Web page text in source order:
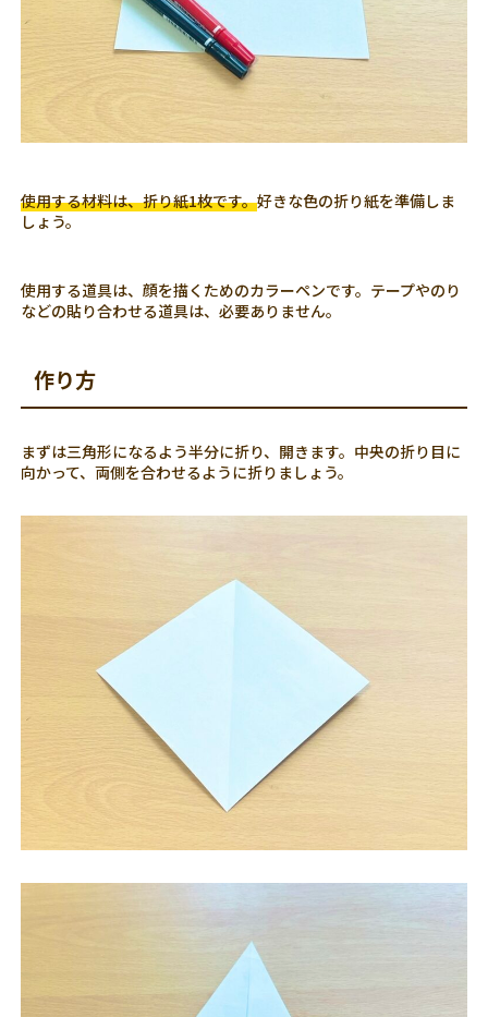
使用する材料は、折り紙1枚です。好きな色の折り紙を準備しま
しょう。
使用する道具は、顔を描くためのカラーペンです。テープやのり
などの貼り合わせる道具は、必要ありません。
作り方
まずは三角形になるよう半分に折り、開きます。中央の折り目に
向かって、両側を合わせるように折りましょう。